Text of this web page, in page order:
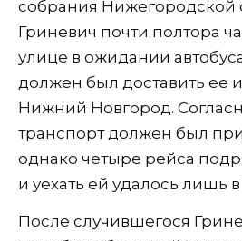
собрания Нижегородской
Гриневич почти полтора
улице в ожидании
должен был доставить ее
Нижний Новгород.
транспорт должен был
однако четыре рейса
и уехать ей удалось лишь в
После случившегося